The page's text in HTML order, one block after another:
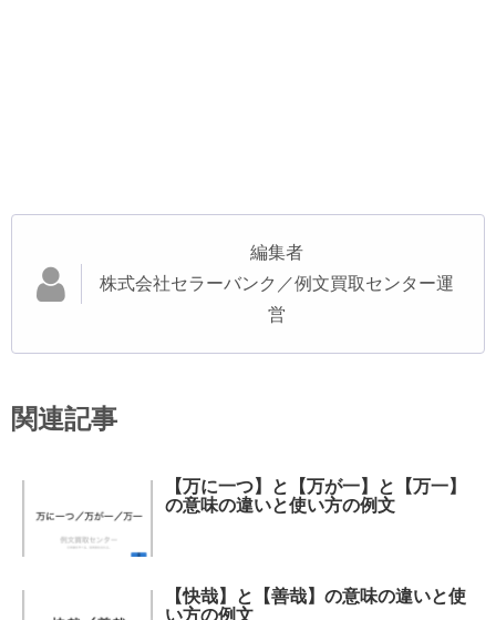
編集者
株式会社セラーバンク／例文買取センター運
営
関連記事
【万に一つ】と【万が一】と【万一】
の意味の違いと使い方の例文
【快哉】と【善哉】の意味の違いと使
い方の例文